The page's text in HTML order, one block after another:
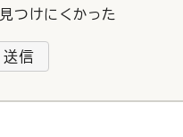
見つけにくかった
送信